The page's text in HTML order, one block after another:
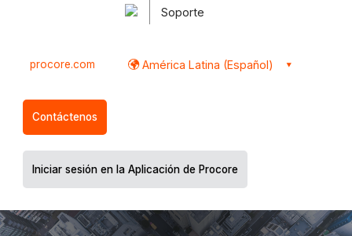
Soporte
procore.com América Latina (Español)
Contáctenos
Iniciar sesión en la Aplicación de Procore